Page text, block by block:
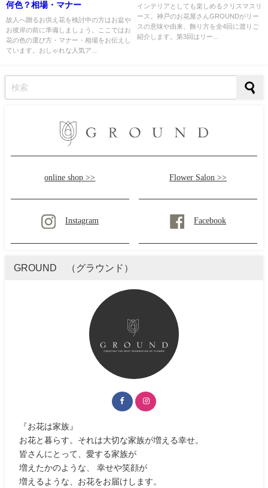
何色？相場・マナー
故人へ贈るお供え花を検討中の方はお盆や
お彼岸の前に準備しましょう。ここではお
花の色の選び方・マナー・相場をお伝えし
ています。おしゃれな人気ア...
インテリアとしても楽しめるクリスマスリ
ース。神戸のお花屋さんGROUNDがリー
スの意味や由来、飾り方を全4回に渡りご
紹介します。第3回はリー...
online shop >> Flower Salon >>
Instagram Facebook
GROUND （グラウンド）
『お花は家族』
お花と暮らす。それは大切な家族が増える幸せ。
皆さんにとって、愛する家族が
増えたかのような、 幸せや笑顔が
増えるような、お花をお届けします。